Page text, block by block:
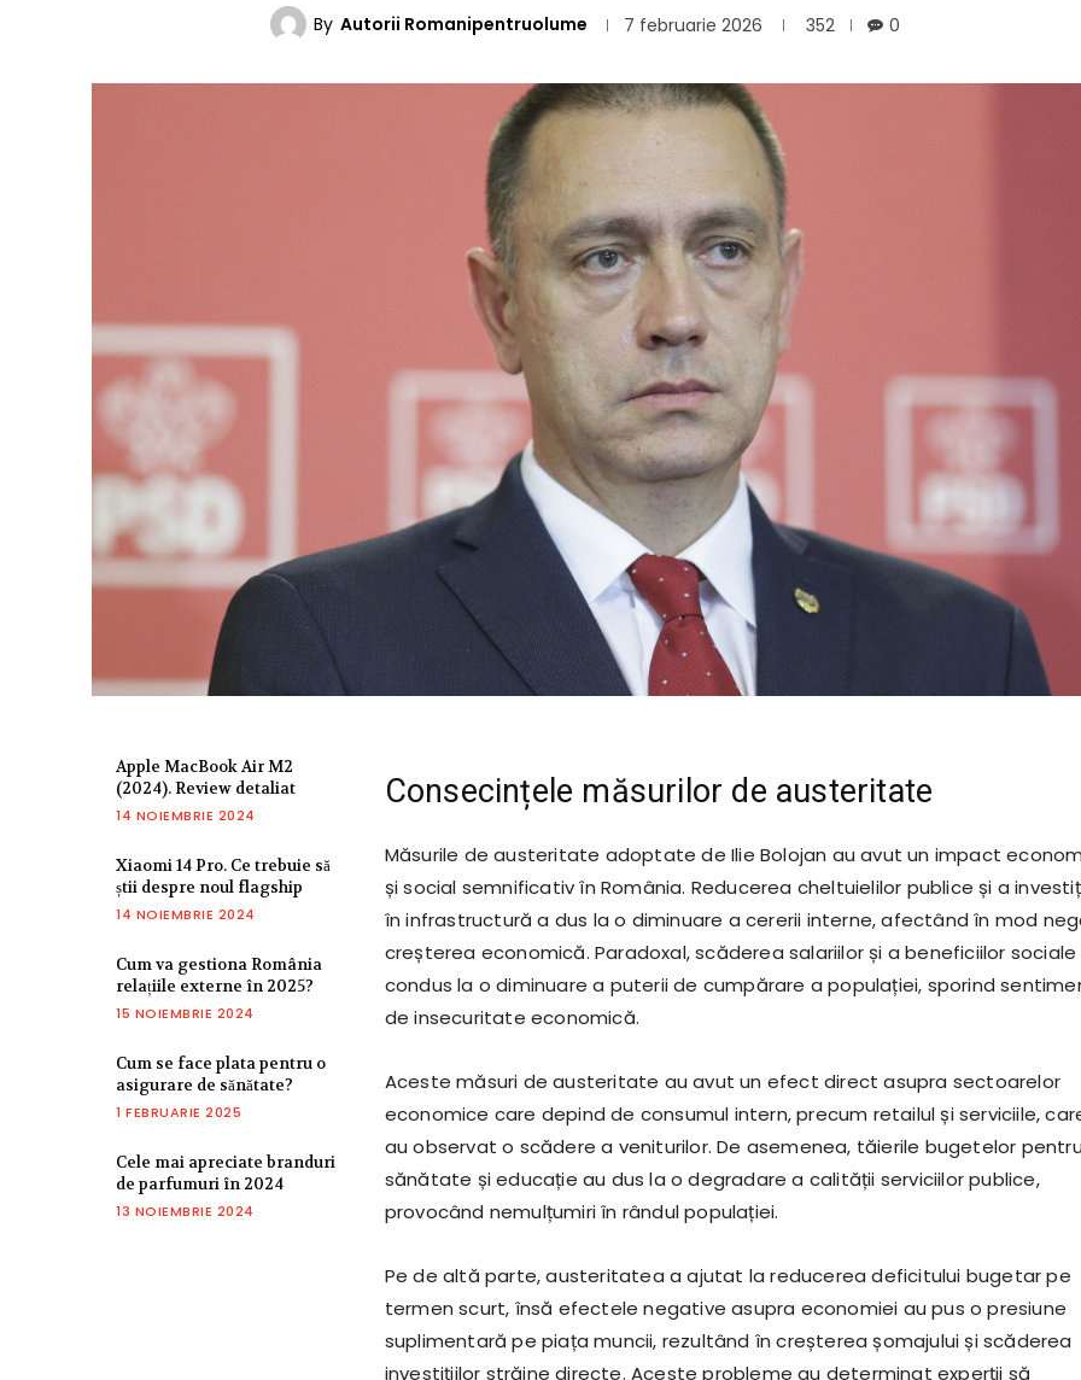
By Autorii Romanipentruolume 7 februarie 2026 352 0
Apple MacBook Air M2
(2024). Review detaliat
14 NOIEMBRIE 2024
Xiaomi 14 Pro. Ce trebuie să
știi despre noul flagship
14 NOIEMBRIE 2024
Cum va gestiona România
relațiile externe în 2025?
15 NOIEMBRIE 2024
Cum se face plata pentru o
asigurare de sănătate?
1 FEBRUARIE 2025
Cele mai apreciate branduri
de parfumuri în 2024
13 NOIEMBRIE 2024
Consecințele măsurilor de austeritate
Măsurile de austeritate adoptate de Ilie Bolojan au avut un impact
și social semnificativ în România. Reducerea cheltuielilor publice și a
în infrastructură a dus la o diminuare a cererii interne, afectând în mod
creșterea economică. Paradoxal, scăderea salariilor și a beneficiilor sociale
condus la o diminuare a puterii de cumpărare a populației, sporind
de insecuritate economică.
Aceste măsuri de austeritate au avut un efect direct asupra sectoarelor
economice care depind de consumul intern, precum retailul și serviciile,
au observat o scădere a veniturilor. De asemenea, tăierile bugetelor pentru
sănătate și educație au dus la o degradare a calității serviciilor publice,
provocând nemulțumiri în rândul populației.
Pe de altă parte, austeritatea a ajutat la reducerea deficitului bugetar pe
termen scurt, însă efectele negative asupra economiei au pus o presiune
suplimentară pe piața muncii, rezultând în creșterea șomajului și scăderea
investițiilor străine directe. Aceste probleme au determinat experții să